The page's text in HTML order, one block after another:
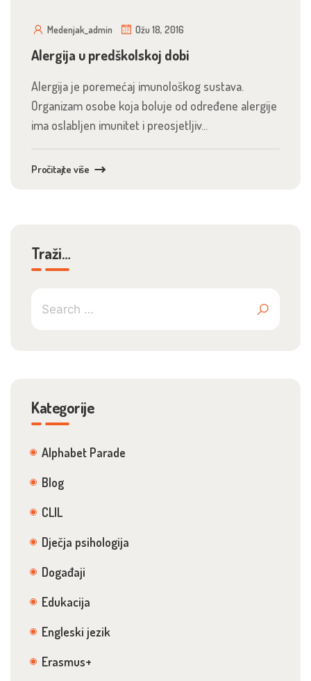
Medenjak_admin Ožu 18, 2016
Alergija u predškolskoj dobi
Alergija je poremećaj imunološkog sustava.
Organizam osobe koja boluje od određene alergije
ima oslabljen imunitet i preosjetljiv...
Pročitajte više
Traži…
Kategorije
Alphabet Parade
Blog
CLIL
Dječja psihologija
Događaji
Edukacija
Engleski jezik
Erasmus+